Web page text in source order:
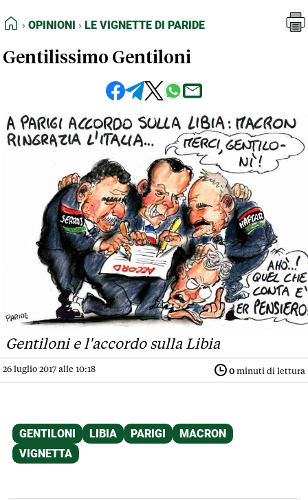
FEED RSS
NORMATIVE DEONTOLOGICHE
TERMINI e CONDIZIONI
Opinioni
Le Vignette di Paride
HOME
OPINIONI LE VIGNETTE DI PARIDE
Gentilissimo Gentiloni
Gentiloni e l'accordo sulla Libia
26 luglio 2017 alle 10:18 0 minuti di lettura